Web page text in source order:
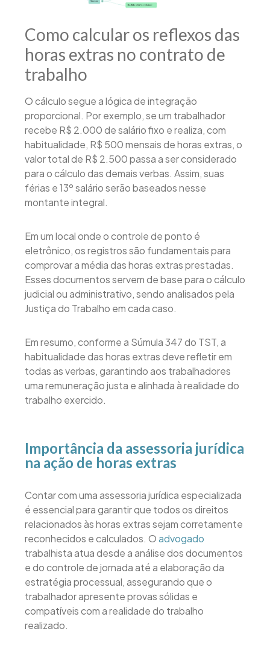
Como calcular os reflexos das
horas extras no contrato de
trabalho
O cálculo segue a lógica de integração
proporcional. Por exemplo, se um trabalhador
recebe R$ 2.000 de salário fixo e realiza, com
habitualidade, R$ 500 mensais de horas extras, o
valor total de R$ 2.500 passa a ser considerado
para o cálculo das demais verbas. Assim, suas
férias e 13º salário serão baseados nesse
montante integral.
Em um local onde o controle de ponto é
eletrônico, os registros são fundamentais para
comprovar a média das horas extras prestadas.
Esses documentos servem de base para o cálculo
judicial ou administrativo, sendo analisados pela
Justiça do Trabalho em cada caso.
Em resumo, conforme a Súmula 347 do TST, a
habitualidade das horas extras deve refletir em
todas as verbas, garantindo aos trabalhadores
uma remuneração justa e alinhada à realidade do
trabalho exercido.
Importância da assessoria jurídica
na ação de horas extras
Contar com uma assessoria jurídica especializada
é essencial para garantir que todos os direitos
relacionados às horas extras sejam corretamente
reconhecidos e calculados. Oadvogado
trabalhista atua desde a análise dos documentos
e do controle de jornada até a elaboração da
estratégia processual, assegurando que o
trabalhador apresente provas sólidas e
compatíveis com a realidade do trabalho
realizado.